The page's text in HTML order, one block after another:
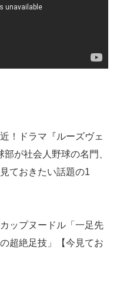
！ドラマ『ルーズヴェ
が社会人野球の名門、
ておきたい話題の1
ップヌードル「一足先
超絶足技」【今見てお